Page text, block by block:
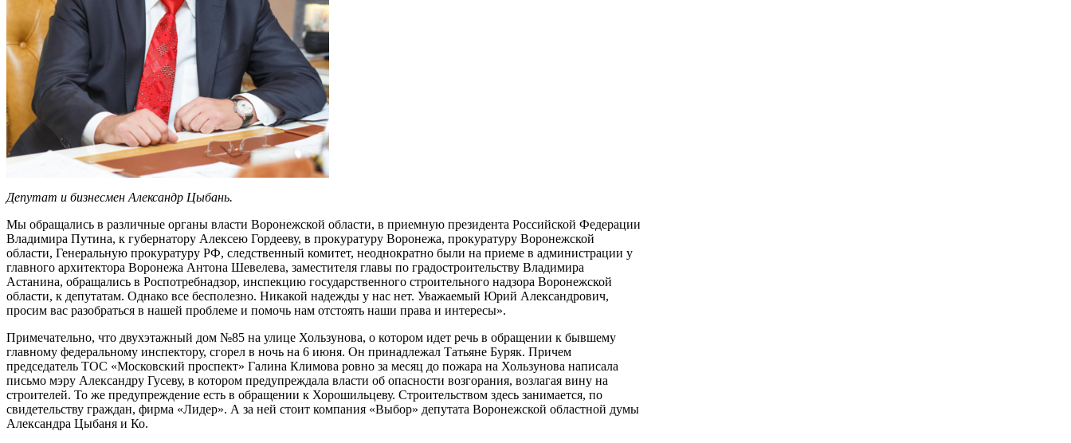
Депутат и бизнесмен Александр Цыбань.
Мы обращались в различные органы власти Воронежской области, в приемную президента Российской Федерации
Владимира Путина, к губернатору Алексею Гордееву, в прокуратуру Воронежа, прокуратуру Воронежской
области, Генеральную прокуратуру РФ, следственный комитет, неоднократно были на приеме в администрации у
главного архитектора Воронежа Антона Шевелева, заместителя главы по градостроительству Владимира
Астанина, обращались в Роспотребнадзор, инспекцию государственного строительного надзора Воронежской
области, к депутатам. Однако все бесполезно. Никакой надежды у нас нет. Уважаемый Юрий Александрович,
просим вас разобраться в нашей проблеме и помочь нам отстоять наши права и интересы».
Примечательно, что двухэтажный дом №85 на улице Хользунова, о котором идет речь в обращении к бывшему
главному федеральному инспектору, сгорел в ночь на 6 июня. Он принадлежал Татьяне Буряк. Причем
председатель ТОС «Московский проспект» Галина Климова ровно за месяц до пожара на Хользунова написала
письмо мэру Александру Гусеву, в котором предупреждала власти об опасности возгорания, возлагая вину на
строителей. То же предупреждение есть в обращении к Хорошильцеву. Строительством здесь занимается, по
свидетельству граждан, фирма «Лидер». А за ней стоит компания «Выбор» депутата Воронежской областной думы
Александра Цыбаня и Ко.